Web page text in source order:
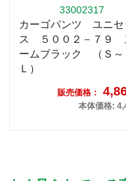
33002317
カーゴパンツ ユニセ
ス ５００２－７９
ームブラック （Ｓ～
Ｌ）
販売価格：
本体価格: